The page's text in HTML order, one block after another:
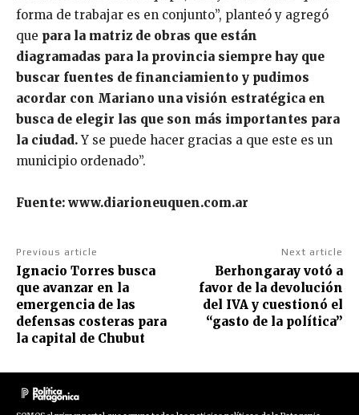
forma de trabajar es en conjunto”, planteó y agregó
que para la matriz de obras que están
diagramadas para la provincia siempre hay que
buscar fuentes de financiamiento y pudimos
acordar con Mariano una visión estratégica en
busca de elegir las que son más importantes para
la ciudad.Y se puede hacer gracias a que este es un
municipio ordenado”.
Fuente: www.diarioneuquen.com.ar
Previous article
Ignacio Torres busca
que avanzar en la
emergencia de las
defensas costeras para
la capital de Chubut
Next article
Berhongaray votó a
favor de la devolución
del IVA y cuestionó el
“gasto de la política”